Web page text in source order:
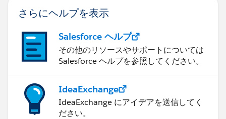
さらにヘルプを表示
Salesforce ヘルプ
その他のリソースやサポートについては
Salesforce ヘルプを参照してください。
IdeaExchange
IdeaExchange にアイデアを送信してく
ださい。